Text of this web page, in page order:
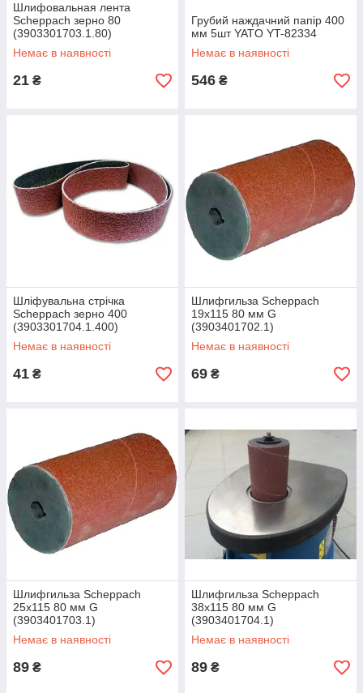
Шлифовальная лента
Scheppach зерно 80
(3903301703.1.80)
Немає в наявності
21 ₴
Грубий наждачний папір 400
мм 5шт YATO YT-82334
Немає в наявності
546 ₴
Шліфувальна стрічка
Scheppach зерно 400
(3903301704.1.400)
Немає в наявності
41 ₴
Шлифгильза Scheppach
19х115 80 мм G
(3903401702.1)
Немає в наявності
69 ₴
Шлифгильза Scheppach
25х115 80 мм G
(3903401703.1)
Немає в наявності
89 ₴
Шлифгильза Scheppach
38х115 80 мм G
(3903401704.1)
Немає в наявності
89 ₴